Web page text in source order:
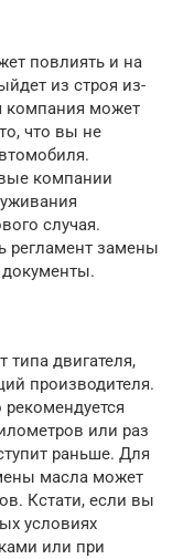
повлиять и на
из строя из-
компания может
что вы не
компании
случая.
регламент замены
двигателя,
производителя.
или раз
раньше. Для
масла может
Кстати, если вы
условиях
или при